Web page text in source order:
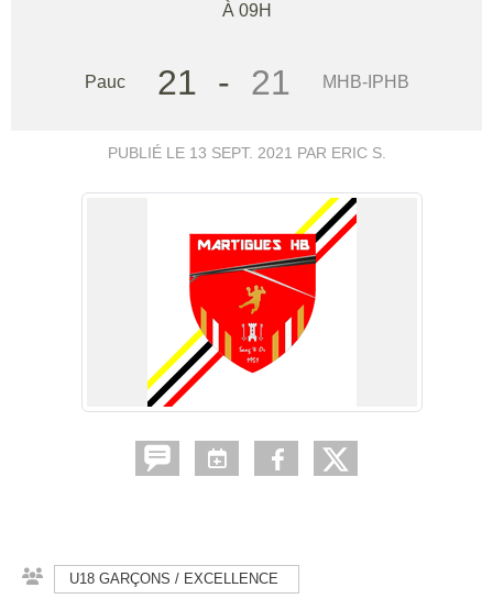
À 09H
Pauc 21 - 21 MHB-IPHB
PUBLIÉ LE 13 SEPT. 2021 PAR ERIC S.
U18 GARÇONS / EXCELLENCE